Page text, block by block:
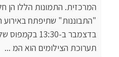
המרכזית. התמונות הללו הן
בדצמבר ב-
תערוכת הצילומים הוא המ ...